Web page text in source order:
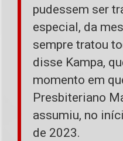
pudessem ser
especial, da
sempre tratou
disse Kampa,
momento em
Presbiteriano
assumiu, no
de 2023.